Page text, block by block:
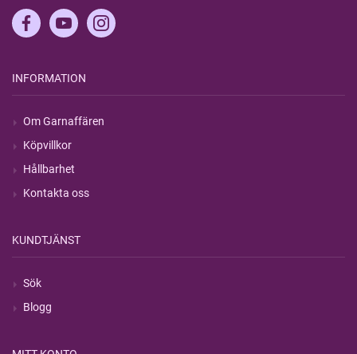
INFORMATION
Om Garnaffären
Köpvillkor
Hållbarhet
Kontakta oss
KUNDTJÄNST
Sök
Blogg